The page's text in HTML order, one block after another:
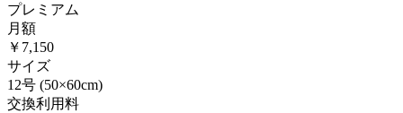
プレミアム
月額
￥7,150
サイズ
12号 (50×60cm)
交換利用料